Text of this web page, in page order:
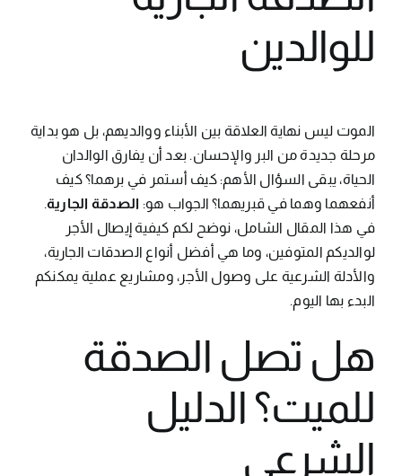
للوالدين
الموت ليس نهاية العلاقة بين الأبناء ووالديهم، بل هو بداية
مرحلة جديدة من البر والإحسان. بعد أن يفارق الوالدان
الحياة، يبقى السؤال الأهم: كيف أستمر في برهما؟ كيف
أنفعهما وهما في قبريهما؟ الجواب هو: الصدقة الجارية.
في هذا المقال الشامل، نوضح لكم كيفية إيصال الأجر
لوالديكم المتوفين، وما هي أفضل أنواع الصدقات الجارية،
والأدلة الشرعية على وصول الأجر، ومشاريع عملية يمكنكم
البدء بها اليوم.
هل تصل الصدقة
للميت؟ الدليل
الشرعي